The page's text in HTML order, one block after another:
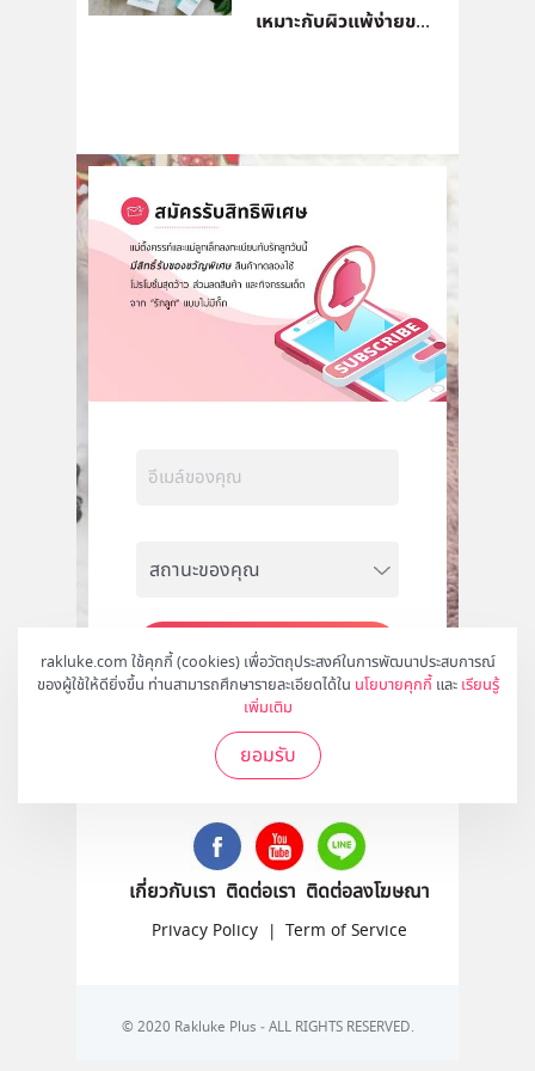
rakluke.com ใช้คุกกี้ (cookies) เพื่อวัตถุประสงค์ในการพัฒนาประสบการณ์
ของผู้ใช้ให้ดียิ่งขึ้น ท่านสามารถศึกษารายละเอียดได้ใน นโยบายคุกกี้ และ เรียนรู้
เพิ่มเติม
ยอมรับ
เหมาะกับผิวแพ้ง่ายข...
สมัคร
ติดตามเราได้ที่
เกี่ยวกับเรา ติดต่อเรา ติดต่อลงโฆษณา
Privacy Policy | Term of Service
© 2020 Rakluke Plus - ALL RIGHTS RESERVED.